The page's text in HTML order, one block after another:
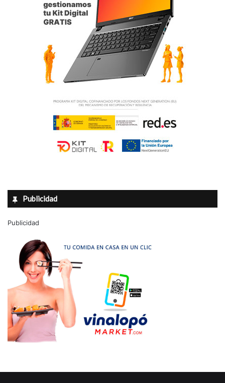
Publicidad
Publicidad